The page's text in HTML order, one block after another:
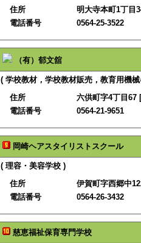
住所
明大寺本町1丁目
電話番号
0564-25-3522
（有）郁文舘
( 学校教材，学校教材販売，教育用機
住所
六供町字4丁目67
電話番号
0564-21-9651
岡崎ヘアスタイリストスクール
( 理容・美容学校 )
住所
伊賀町字西郷中
電話番号
0564-26-3432
慈恵福祉保育専門学校